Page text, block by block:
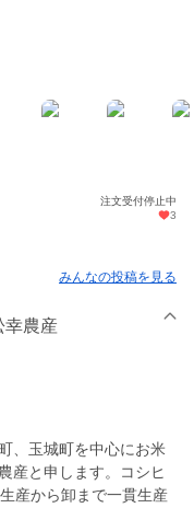
注文受付停止中
3
みんなの投稿を見る
幸農産
、玉城町を中心にお米
産と申します。コシヒ
産から卸まで一貫生産